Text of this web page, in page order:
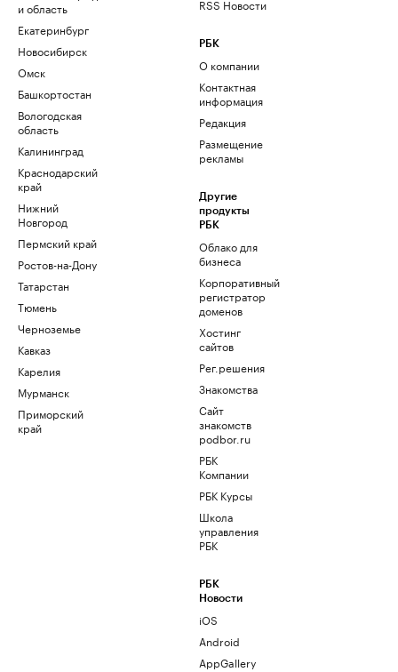
и область
Екатеринбург
Новосибирск
Омск
Башкортостан
Вологодская
область
Калининград
Краснодарский
край
Нижний
Новгород
Пермский край
Ростов-на-Дону
Татарстан
Тюмень
Черноземье
Кавказ
Карелия
Мурманск
Приморский
край
RSS Новости
РБК
О компании
Контактная
информация
Редакция
Размещение
рекламы
Другие
продукты
РБК
Облако для
бизнеса
Корпоративный
регистратор
доменов
Хостинг
сайтов
Рег.решения
Знакомства
Сайт
знакомств
podbor.ru
РБК
Компании
РБК Курсы
Школа
управления
РБК
РБК
Новости
iOS
Android
AppGallery